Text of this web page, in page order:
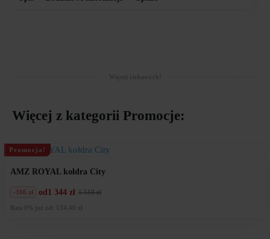
Więcej ciekawych!
Więcej z kategorii Promocje:
Promocja!
AMZ ROYAL kołdra City
od 1 510 zł
Pierwotna
cena
1 344 zł
Aktualna
cena
-166 zł
Rata 0% już od: 134,40 zł